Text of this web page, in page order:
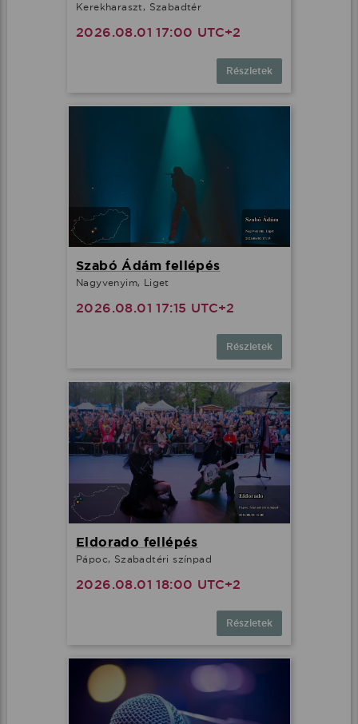
Kerekharaszt, Szabadtér
2026.08.01 17:00 UTC+2
Részletek
Szabó Ádám fellépés
Nagyvenyim, Liget
2026.08.01 17:15 UTC+2
Részletek
Eldorado fellépés
Pápoc, Szabadtéri színpad
2026.08.01 18:00 UTC+2
Részletek